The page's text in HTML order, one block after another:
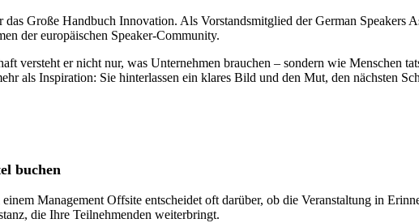
Große Handbuch Innovation. Als Vorstandsmitglied der German Speakers
der europäischen Speaker-Community.
versteht er nicht nur, was Unternehmen brauchen – sondern wie Menschen
als Inspiration: Sie hinterlassen ein klares Bild und den Mut, den nächsten
buchen
Management Offsite entscheidet oft darüber, ob die Veranstaltung in
die Ihre Teilnehmenden weiterbringt.